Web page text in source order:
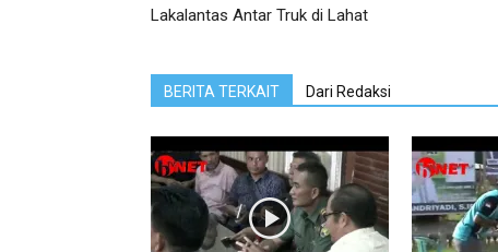
Lakalantas Antar Truk di Lahat
BERITA TERKAIT Dari Redaksi